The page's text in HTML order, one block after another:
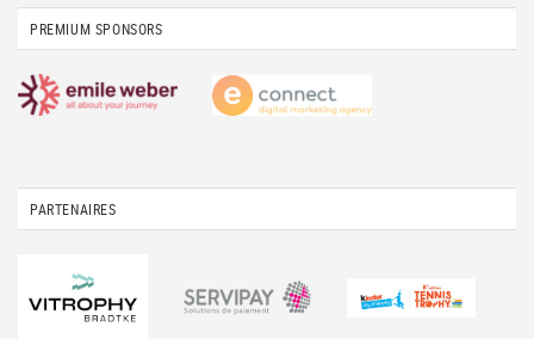
PREMIUM SPONSORS
PARTENAIRES